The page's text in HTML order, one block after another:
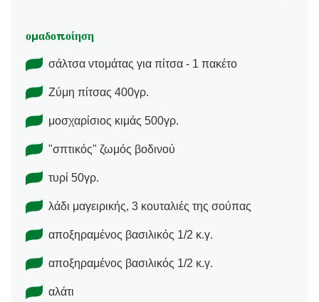
ομαδοποίηση
σάλτσα ντομάτας για πίτσα - 1 πακέτο
Ζύμη πίτσας 400γρ.
μοσχαρίσιος κιμάς 500γρ.
"σπτικός" ζωμός βοδινού
τυρί 50γρ.
λάδι μαγειρικής, 3 κουταλιές της σούπας
αποξηραμένος βασιλικός 1/2 κ.γ.
αποξηραμένος βασιλικός 1/2 κ.γ.
αλάτι